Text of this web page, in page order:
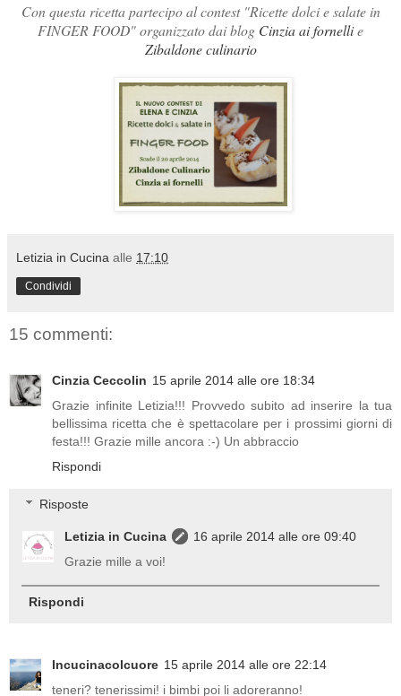
Con questa ricetta partecipo al contest "Ricette dolci e salate in
FINGER FOOD" organizzato dai blog Cinzia ai fornellie
Zibaldone culinario
Letizia in Cucina alle 17:10
Condividi
15 commenti:
Cinzia Ceccolin 15 aprile 2014 alle ore 18:34
Grazie infinite Letizia!!! Provvedo subito ad inserire la tua
bellissima ricetta che è spettacolare per i prossimi giorni di
festa!!! Grazie mille ancora :-) Un abbraccio
Rispondi
Risposte
Letizia in Cucina
16 aprile 2014 alle ore 09:40
Grazie mille a voi!
Rispondi
Incucinacolcuore 15 aprile 2014 alle ore 22:14
teneri? tenerissimi! i bimbi poi li adoreranno!